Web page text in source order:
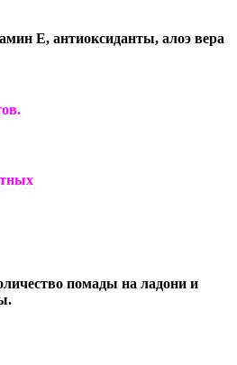
Е, антиоксиданты, алоэ вера
помады на ладони и